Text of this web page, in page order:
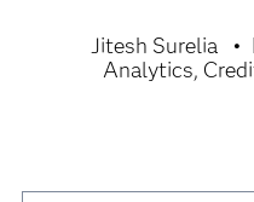
Jitesh Surelia
Analytics,